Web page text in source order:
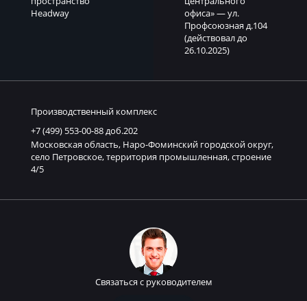
Headway
офиса» — ул.
Профсоюзная д.104
(действовал до
26.10.2025)
Производственный комплекс
+7 (499) 553-00-88 доб.202
Московская область, Наро-Фоминский городской округ,
село Петровское, территория промышленная, строение
4/5
Связаться с руководителем